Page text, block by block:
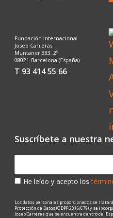
Fundación Internacional
Josep Carreras
Muntaner 383, 2º
08021-Barcelona (España)
T 93 414 55 66
Suscríbete a nuestra
He leído y acepto los
Los datos personales proporcionados se
Protección de Datos (GDPR 2016/679) y se
Josep Carreras que se encuentra dentro del